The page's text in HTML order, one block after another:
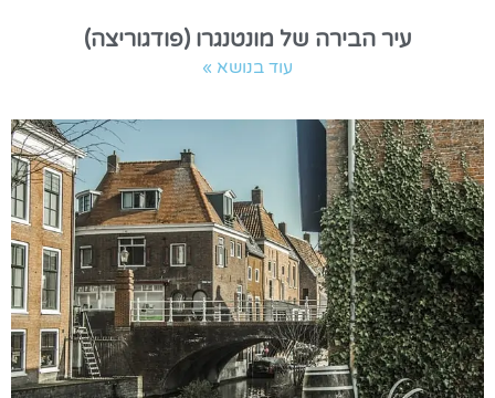
עיר הבירה של מונטנגרו (פודגוריצה)
עוד בנושא »